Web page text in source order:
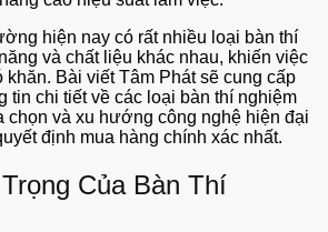
hiện nay có rất nhiều loại bàn thí
và chất liệu khác nhau, khiến việc
khăn. Bài viết Tâm Phát sẽ cung cấp
tin chi tiết về các loại bàn thí nghiệm
chọn và xu hướng công nghệ hiện đại
định mua hàng chính xác nhất.
Của Bàn Thí